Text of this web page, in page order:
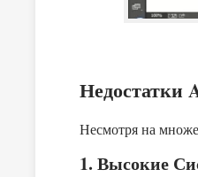
Недостатки
Несмотря на
1. Высокие